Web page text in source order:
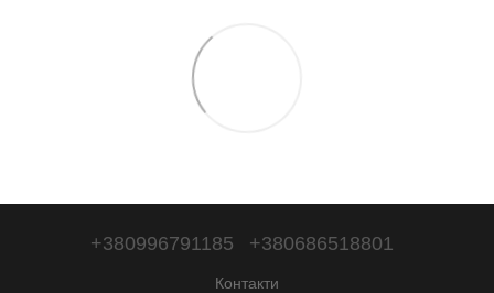
+380996791185 +380686518801
Контакти